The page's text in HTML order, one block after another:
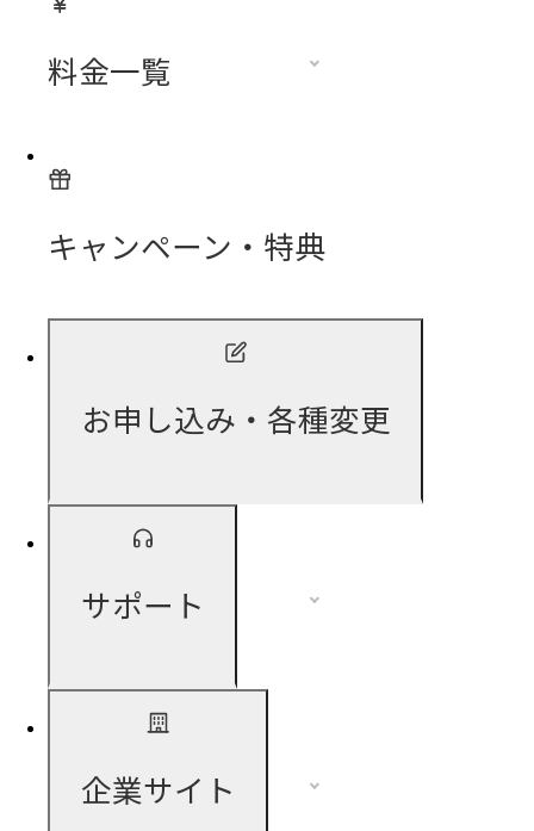
料金一覧
キャンペーン・特典
お申し込み・各種変更
サポート
企業サイト